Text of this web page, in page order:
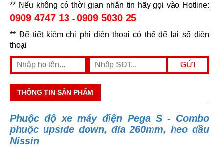
** Nếu không có thời gian nhắn tin hãy gọi vào Hotline:
0909 4747 13 - 0909 5030 25
** Để tiết kiệm chi phí điện thoại có thể để lại số điện
thoại
THÔNG TIN SẢN PHẨM
Phuộc độ xe máy điện Pega S - Combo
phuộc upside down, đĩa 260mm, heo dầu
Nissin